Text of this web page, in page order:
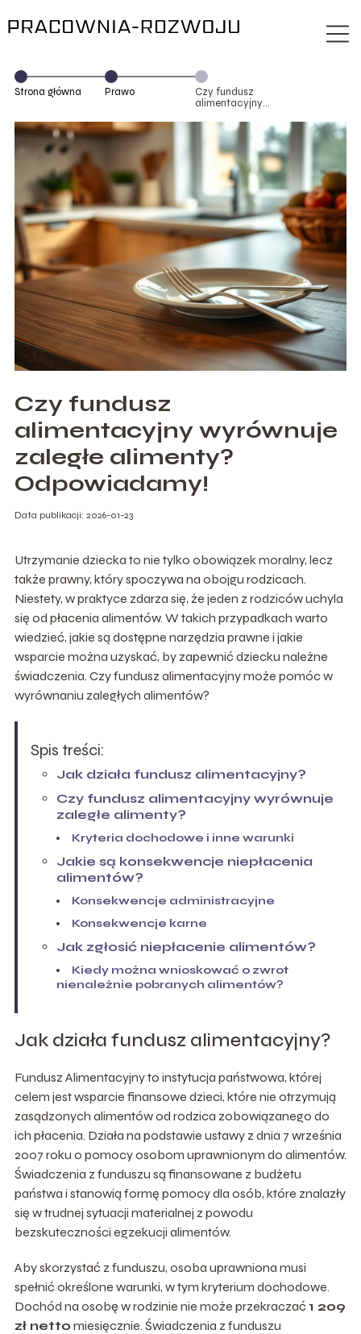
Strona główna Prawo
Czy fundusz
alimentacyjny
zaległe
alimenty?
Odpowiadamy!
Czy fundusz
alimentacyjny wyrównuje
zaległe alimenty?
Odpowiadamy!
Data publikacji: 2026-01-23
Utrzymanie dziecka to nie tylko obowiązek moralny, lecz
także prawny, który spoczywa na obojgu rodzicach.
Niestety, w praktyce zdarza się, że jeden z rodziców uchyla
się od płacenia alimentów. W takich przypadkach warto
wiedzieć, jakie są dostępne narzędzia prawne i jakie
wsparcie można uzyskać, by zapewnić dziecku należne
świadczenia. Czy fundusz alimentacyjny może pomóc w
wyrównaniu zaległych alimentów?
Spis treści:
Jak działa fundusz alimentacyjny?
Czy fundusz alimentacyjny wyrównuje
zaległe alimenty?
Kryteria dochodowe i inne warunki
Jakie są konsekwencje niepłacenia
alimentów?
Konsekwencje administracyjne
Konsekwencje karne
Jak zgłosić niepłacenie alimentów?
Kiedy można wnioskować o zwrot
nienależnie pobranych alimentów?
Jak działa fundusz alimentacyjny?
Fundusz Alimentacyjny to instytucja państwowa, której
celem jest wsparcie finansowe dzieci, które nie otrzymują
zasądzonych alimentów od rodzica zobowiązanego do
ich płacenia. Działa na podstawie ustawy z dnia 7 września
2007 roku o pomocy osobom uprawnionym do alimentów.
Świadczenia z funduszu są finansowane z budżetu
państwa i stanowią formę pomocy dla osób, które znalazły
się w trudnej sytuacji materialnej z powodu
bezskuteczności egzekucji alimentów.
Aby skorzystać z funduszu, osoba uprawniona musi
spełnić określone warunki, w tym kryterium dochodowe.
Dochód na osobę w rodzinie nie może przekraczać 1 209
zł netto miesięcznie. Świadczenia z funduszu